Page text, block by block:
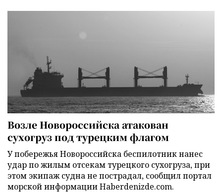
Возле Новороссийска атакован
сухогруз под турецким флагом
У побережья Новороссийска беспилотник нанес
удар по жилым отсекам турецкого сухогруза, при
этом экипаж судна не пострадал, сообщил портал
морской информации Haberdenizde.com.